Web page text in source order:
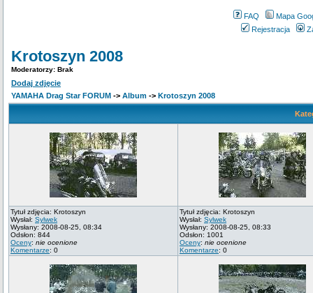
FAQ
Mapa
Rejestracja
Krotoszyn 2008
Moderatorzy: Brak
Dodaj zdjęcie
YAMAHA Drag Star FORUM -> Album -> Krotoszyn 2008
Tytuł zdjęcia: Krotoszyn
Wysłał: Sylwek
Wysłany: 2008-08-25, 08:34
Odsłon: 844
Oceny: nie ocenione
Komentarze: 0
Tytuł zdjęcia: Krotoszyn
Wysłał: Sylwek
Wysłany: 2008-08-25, 08:33
Odsłon: 1001
Oceny: nie ocenione
Komentarze: 0